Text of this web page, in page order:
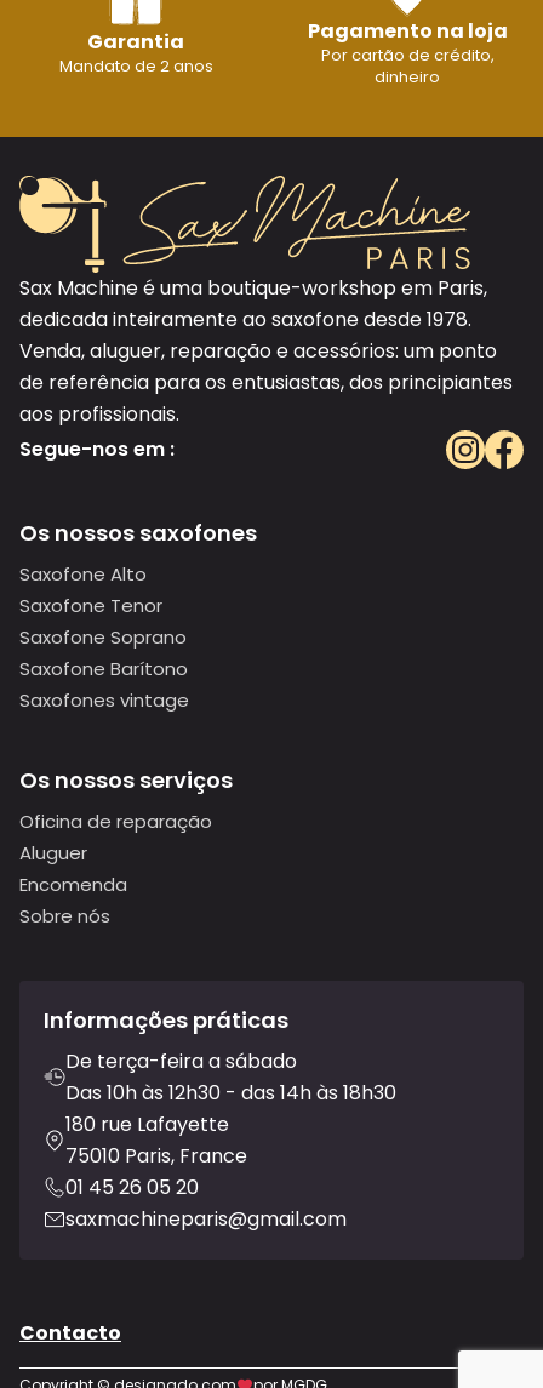
Garantia
Mandato de 2 anos
Pagamento na loja
Por cartão de crédito,
dinheiro
Sax Machine é uma boutique-workshop em Paris,
dedicada inteiramente ao saxofone desde 1978.
Venda, aluguer, reparação e acessórios: um ponto
de referência para os entusiastas, dos principiantes
aos profissionais.
Segue-nos em :
Os nossos saxofones
Saxofone Alto
Saxofone Tenor
Saxofone Soprano
Saxofone Barítono
Saxofones vintage
Os nossos serviços
Oficina de reparação
Aluguer
Encomenda
Sobre nós
Informações práticas
De terça-feira a sábado
Das 10h às 12h30 - das 14h às 18h30
180 rue Lafayette
75010 Paris, France
01 45 26 05 20
saxmachineparis@gmail.com
Contacto